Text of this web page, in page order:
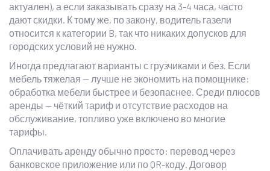
актуален), а если заказывать сразу на 3-4 часа, часто
дают скидки. К тому же, по закону, водитель газели
относится к категории B, так что никаких допусков для
городских условий не нужно.
Иногда предлагают варианты с грузчиками и без. Если
мебель тяжелая — лучше не экономить на помощнике:
обработка мебели быстрее и безопаснее. Среди плюсов
аренды — чёткий тариф и отсутствие расходов на
обслуживание, топливо уже включено во многие
тарифы.
Оплачивать аренду обычно просто: перевод через
банковское приложение или по QR-коду. Договор